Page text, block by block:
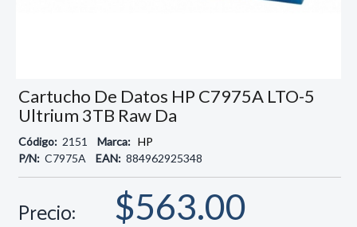
Cartucho De Datos HP C7975A LTO-5
Ultrium 3TB Raw Da
Código: 2151 Marca: HP
P/N: C7975A EAN: 884962925348
Precio: $563.00